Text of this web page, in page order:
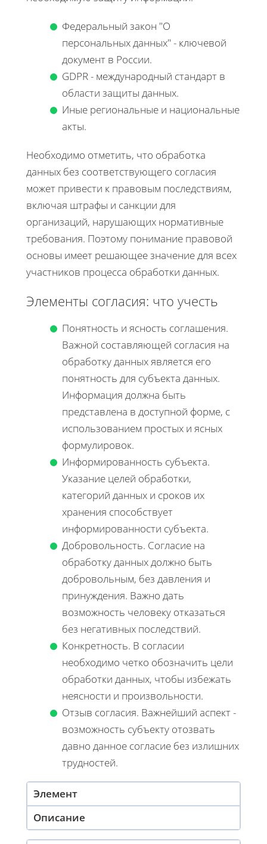
Федеральный закон "О
персональных данных" - ключевой
документ в России.
GDPR - международный стандарт в
области защиты данных.
Иные региональные и национальные
акты.
Необходимо отметить, что обработка
данных без соответствующего согласия
может привести к правовым последствиям,
включая штрафы и санкции для
организаций, нарушающих нормативные
требования. Поэтому понимание правовой
основы имеет решающее значение для всех
участников процесса обработки данных.
Элементы согласия: что учесть
Понятность и ясность соглашения.
Важной составляющей согласия на
обработку данных является его
понятность для субъекта данных.
Информация должна быть
представлена в доступной форме, с
использованием простых и ясных
формулировок.
Информированность субъекта.
Указание целей обработки,
категорий данных и сроков их
хранения способствует
информированности субъекта.
Добровольность. Согласие на
обработку данных должно быть
добровольным, без давления и
принуждения. Важно дать
возможность человеку отказаться
без негативных последствий.
Конкретность. В согласии
необходимо четко обозначить цели
обработки данных, чтобы избежать
неясности и произвольности.
Отзыв согласия. Важнейший аспект -
возможность субъекту отозвать
давно данное согласие без излишних
трудностей.
Элемент
Описание